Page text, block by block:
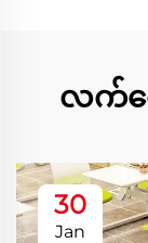
လက်တွ
30
Jan